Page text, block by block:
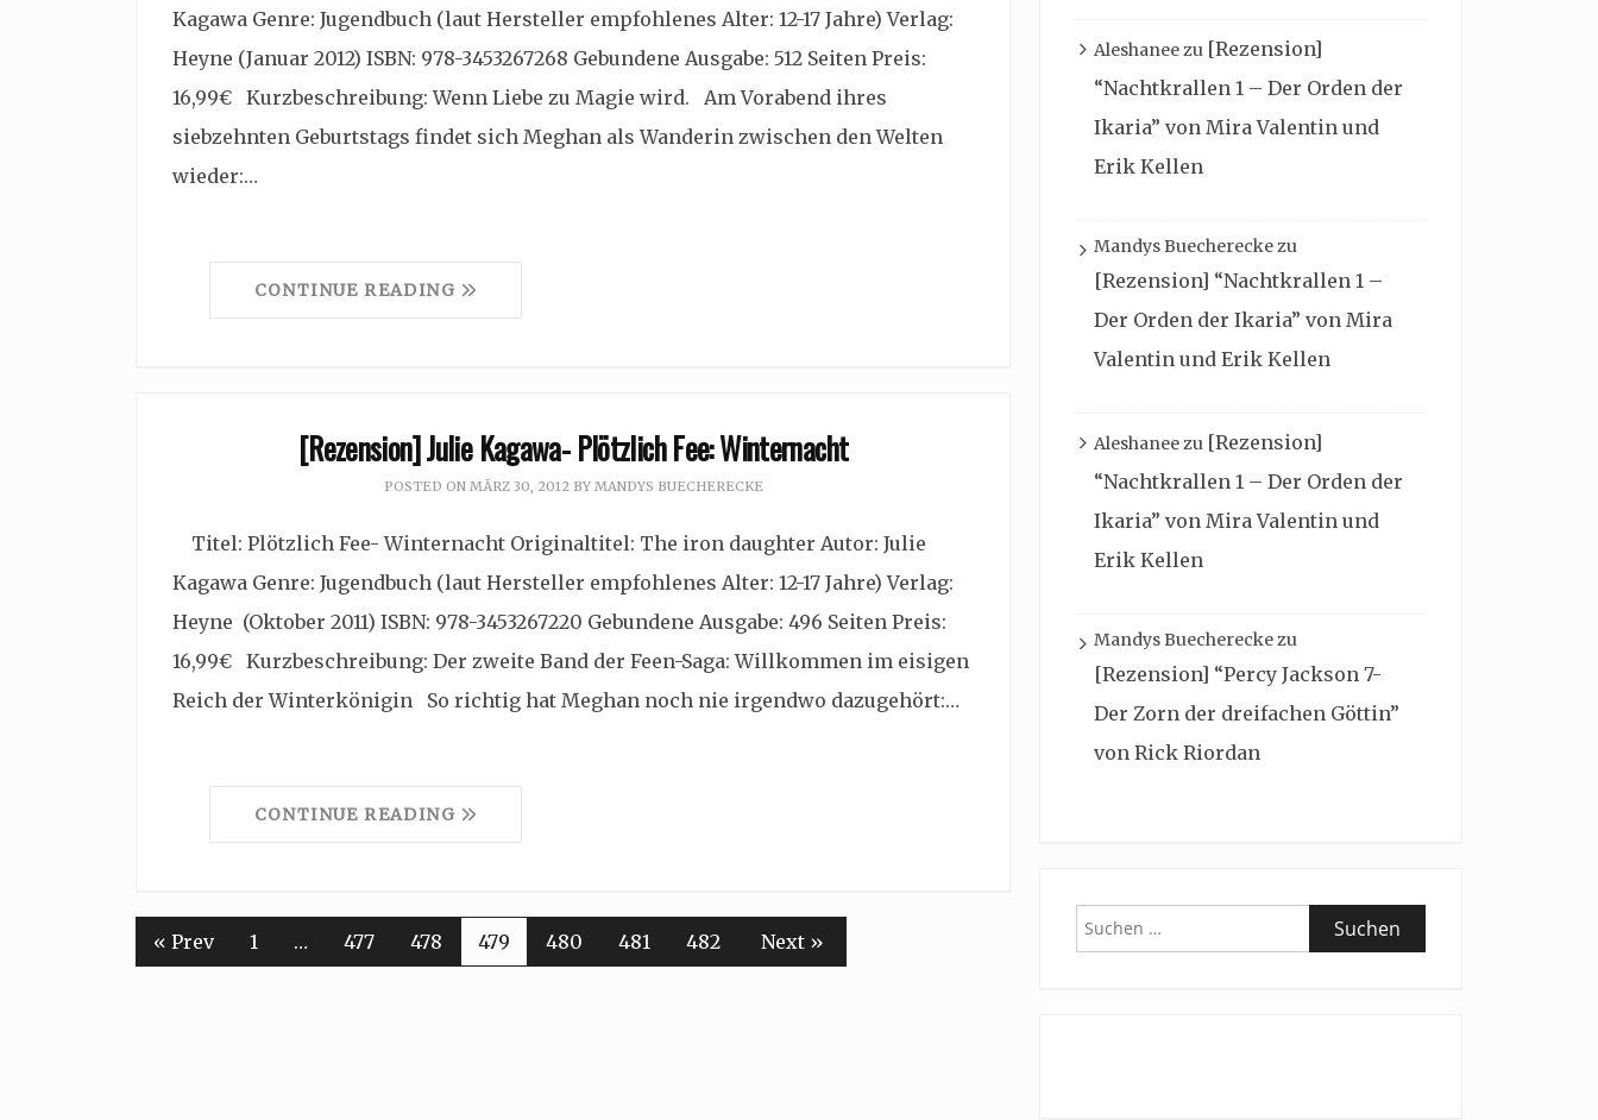
Kagawa Genre: Jugendbuch (laut Hersteller empfohlenes Alter: 12-17 Jahre) Verlag:
Heyne (Januar 2012) ISBN: 978-3453267268 Gebundene Ausgabe: 512 Seiten Preis:
16,99€ Kurzbeschreibung: Wenn Liebe zu Magie wird. Am Vorabend ihres
siebzehnten Geburtstags findet sich Meghan als Wanderin zwischen den Welten
wieder:…
CONTINUE READING
[Rezension] Julie Kagawa- Plötzlich Fee: Winternacht
POSTED ON MÄRZ 30, 2012BY MANDYS BUECHERECKE
Titel: Plötzlich Fee- Winternacht Originaltitel: The iron daughter Autor: Julie
Kagawa Genre: Jugendbuch (laut Hersteller empfohlenes Alter: 12-17 Jahre) Verlag:
Heyne (Oktober 2011) ISBN: 978-3453267220 Gebundene Ausgabe: 496 Seiten Preis:
16,99€ Kurzbeschreibung: Der zweite Band der Feen-Saga: Willkommen im eisigen
Reich der Winterkönigin So richtig hat Meghan noch nie irgendwo dazugehört:…
CONTINUE READING
« Prev 1 … 477 478 479 480 481 482 Next »
Aleshaneezu [Rezension]
“Nachtkrallen 1 – Der Orden der
Ikaria” von Mira Valentin und
Erik Kellen
Mandys Buechereckezu
[Rezension] “Nachtkrallen 1 –
Der Orden der Ikaria” von Mira
Valentin und Erik Kellen
Aleshaneezu [Rezension]
“Nachtkrallen 1 – Der Orden der
Ikaria” von Mira Valentin und
Erik Kellen
Mandys Buechereckezu
[Rezension] “Percy Jackson 7-
Der Zorn der dreifachen Göttin”
von Rick Riordan
Suchen
nach: